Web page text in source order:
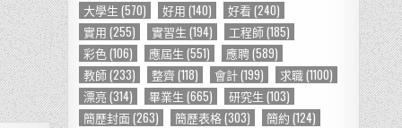
r大學生 (570) 好用 (140) 好看 (240)
實用 (255) 實習生 (194) 工程師(185)
彩色(106) 應屆生 (551) 應聘(589)
教師(233) 整齊(118) 會計(199) 求職(1100)
漂亮 (314) 畢業生 (665) 研究生 (103)
簡歷封面(263) 簡歷表格(303) 簡約 (124)